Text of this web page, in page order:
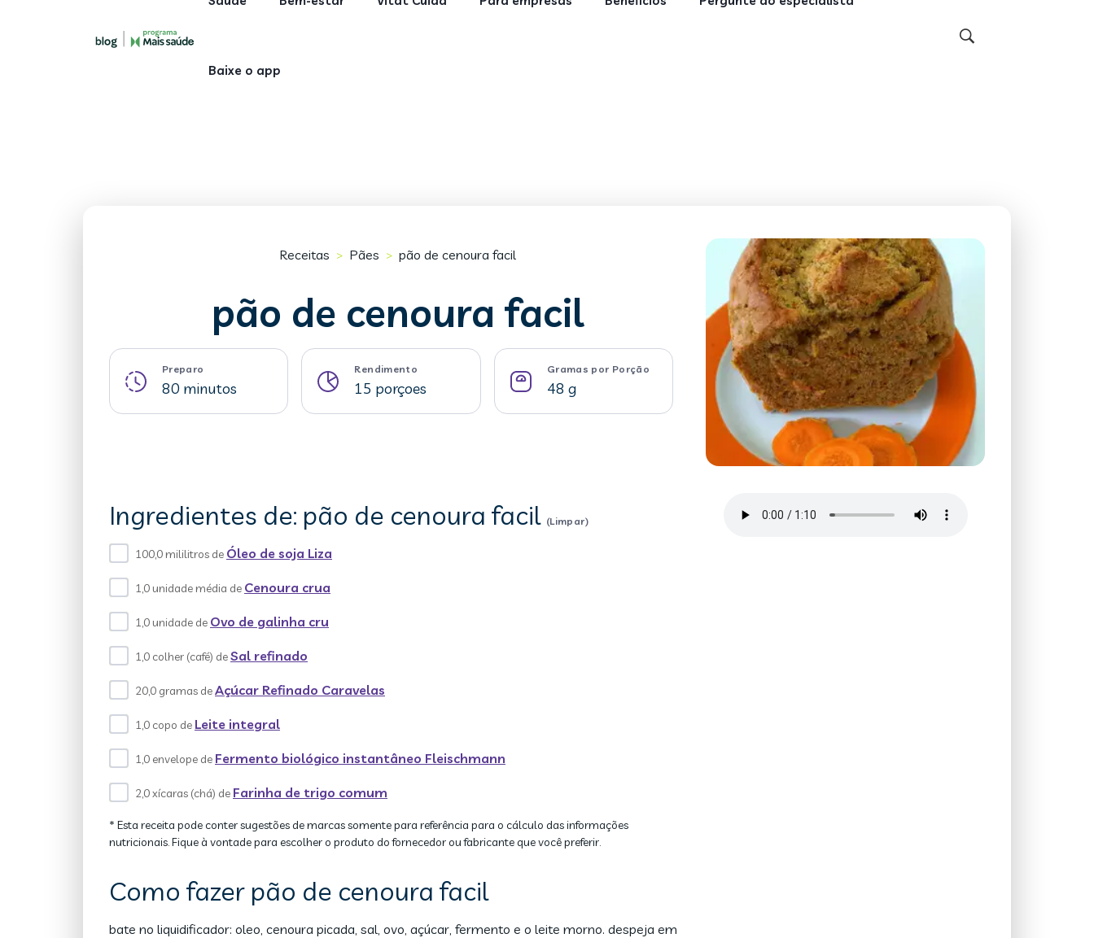
Baixe o app
Receitas > Pães > pão de cenoura facil
pão de cenoura facil
Preparo
80 minutos
Rendimento
15 porçoes
Gramas por Porção
48 g
Ingredientes de: pão de cenoura facil (Limpar)
100,0 mililitros de Óleo de soja Liza
1,0 unidade média de Cenoura crua
1,0 unidade de Ovo de galinha cru
1,0 colher (café) deSal refinado
20,0 gramas deAçúcar Refinado Caravelas
1,0 copo de Leite integral
1,0 envelope de Fermento biológico instantâneo Fleischmann
2,0 xícaras (chá) de Farinha de trigo comum
* Esta receita pode conter sugestões de marcas somente para referência para o cálculo das informações
nutricionais. Fique à vontade para escolher o produto do fornecedor ou fabricante que você preferir.
Como fazer pão de cenoura facil
bate no liquidificador: oleo, cenoura picada, sal, ovo, açúcar, fermento e o leite morno. despeja em